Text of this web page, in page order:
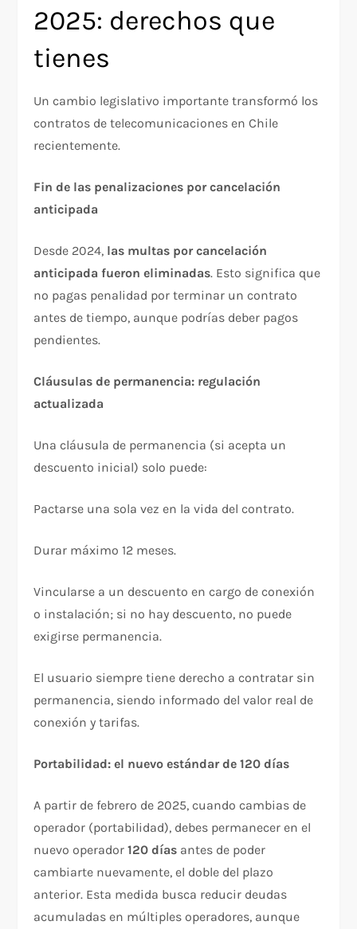
2025: derechos que
tienes
Un cambio legislativo importante transformó los
contratos de telecomunicaciones en Chile
recientemente.
Fin de las penalizaciones por cancelación
anticipada
Desde 2024, las multas por cancelación
anticipada fueron eliminadas. Esto significa que
no pagas penalidad por terminar un contrato
antes de tiempo, aunque podrías deber pagos
pendientes.​
Cláusulas de permanencia: regulación
actualizada
Una cláusula de permanencia (si acepta un
descuento inicial) solo puede:
Pactarse una sola vez en la vida del contrato.​
Durar máximo 12 meses.​
Vincularse a un descuento en cargo de conexión
o instalación; si no hay descuento, no puede
exigirse permanencia.​
El usuario siempre tiene derecho a contratar sin
permanencia, siendo informado del valor real de
conexión y tarifas.​
Portabilidad: el nuevo estándar de 120 días
A partir de febrero de 2025, cuando cambias de
operador (portabilidad), debes permanecer en el
nuevo operador120 días antes de poder
cambiarte nuevamente, el doble del plazo
anterior. Esta medida busca reducir deudas
acumuladas en múltiples operadores, aunque